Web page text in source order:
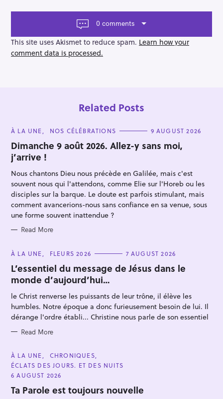
a
g
a
t
0 comments
This site uses Akismet to reduce spam. Learn how your
comment data is processed.
Related Posts
C
T
E
G
O
R
I
E
S
À LA UNE NOS CÉLÉBRATIONS 9 AUGUST 2026
Dimanche 9 août 2026. Allez-y sans moi,
j’arrive !
Nous chantons Dieu nous précède en Galilée, mais c'est
souvent nous qui l'attendons, comme Elie sur l'Horeb ou les
disciples sur la barque. Le doute est parfois stimulant, mais
comment avancerions-nous sans confiance en sa venue, sous
une forme souvent inattendue ?
Read More
C
T
E
G
O
R
I
E
S
À LA UNE FLEURS 2026 7 AUGUST 2026
L’essentiel du message de Jésus dans le
monde d’aujourd’hui…
le Christ renverse les puissants de leur trône, il élève les
humbles. Notre époque a donc furieusement besoin de lui. Il
dérange l'ordre établi... Christine nous parle de son essentiel
Read More
C
A
T
E
O
R
À LA UNE
CHRONIQUES
ÉCLATS DES JOURS. ET DES NUITS
6 AUGUST 2026
Ta Parole est toujours nouvelle
e
a
r
h
f